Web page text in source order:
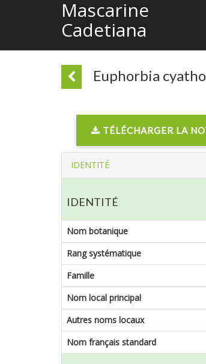
Mascarine
Cadetiana
Euphorbia
TÉLÉCHARGER LA
IDENTITÉ
IDENTITÉ
Nom botanique
Rang systématique
Famille
Nom local principal
Autres noms locaux
Nom français standard